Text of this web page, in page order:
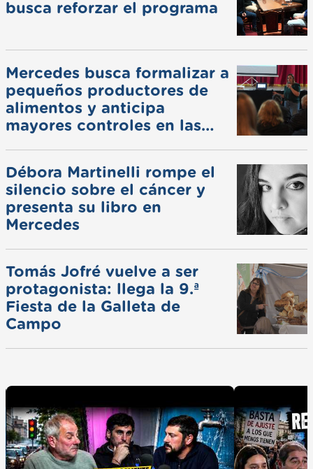
busca reforzar el programa
Mercedes busca formalizar a
pequeños productores de
alimentos y anticipa
mayores controles en las
Débora Martinelli rompe el
silencio sobre el cáncer y
presenta su libro en
Mercedes
Tomás Jofré vuelve a ser
protagonista: llega la 9.ª
Fiesta de la Galleta de
Campo